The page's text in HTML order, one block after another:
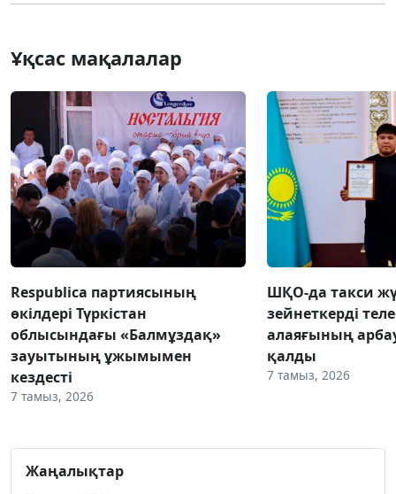
Ұқсас мақалалар
Respublica партиясының
өкілдері Түркістан
облысындағы «Балмұздақ»
зауытының ұжымымен
кездесті
7 тамыз, 2026
ШҚО-да такси
зейнеткерді
алаяғының
қалды
7 тамыз, 2026
Жаңалықтар